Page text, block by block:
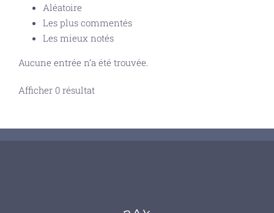
Aléatoire
Les plus commentés
Les mieux notés
Aucune entrée n’a été trouvée.
Afficher 0 résultat